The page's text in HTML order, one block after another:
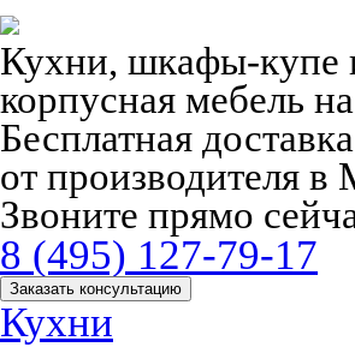
Кухни, шкафы-купе
корпусная мебель на
Бесплатная
от производителя в
Звоните прямо
8 (495) 127-79-17
Заказать консультацию
Кухни